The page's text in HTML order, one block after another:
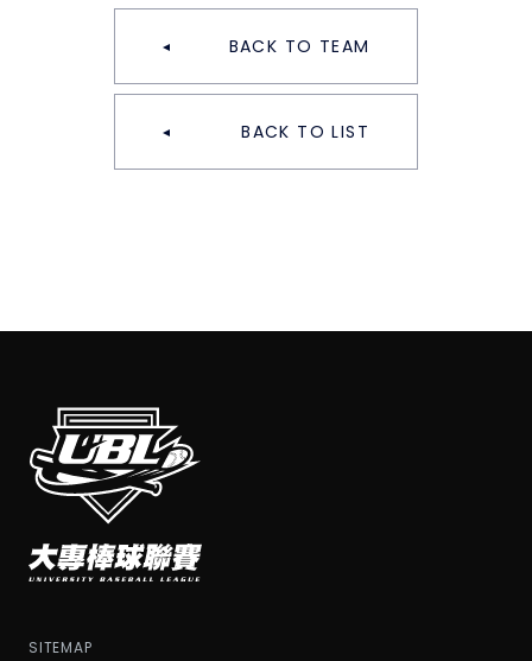
BACK TO TEAM
BACK TO LIST
SITEMAP